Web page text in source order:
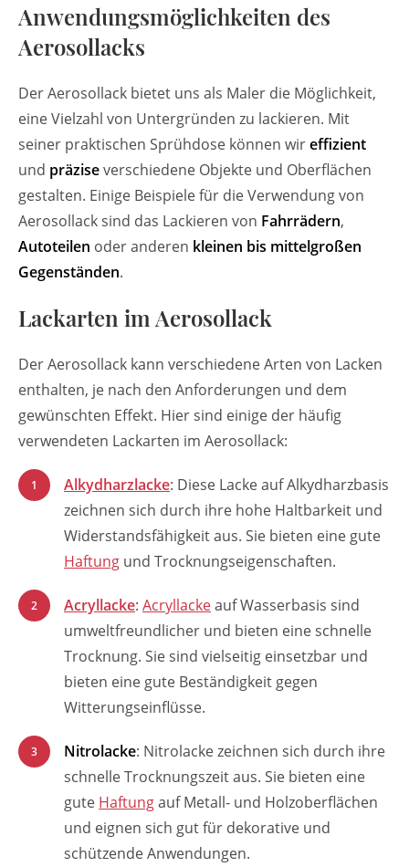
Anwendungsmöglichkeiten des
Aerosollacks
Der Aerosollack bietet uns als Maler die Möglichkeit,
eine Vielzahl von Untergründen zu lackieren. Mit
seiner praktischen Sprühdose können wireffizient
und präziseverschiedene Objekte und Oberflächen
gestalten. Einige Beispiele für die Verwendung von
Aerosollack sind das Lackieren von Fahrrädern,
Autoteilen oder anderen kleinen bis mittelgroßen
Gegenständen.
Lackarten im Aerosollack
Der Aerosollack kann verschiedene Arten von Lacken
enthalten, je nach den Anforderungen und dem
gewünschten Effekt. Hier sind einige der häufig
verwendeten Lackarten im Aerosollack:
Alkydharzlacke: Diese Lacke auf Alkydharzbasis
zeichnen sich durch ihre hohe Haltbarkeit und
Widerstandsfähigkeit aus. Sie bieten eine gute
Haftung und Trocknungseigenschaften.
Acryllacke: Acryllackeauf Wasserbasis sind
umweltfreundlicher und bieten eine schnelle
Trocknung. Sie sind vielseitig einsetzbar und
bieten eine gute Beständigkeit gegen
Witterungseinflüsse.
Nitrolacke: Nitrolacke zeichnen sich durch ihre
schnelle Trocknungszeit aus. Sie bieten eine
gute Haftungauf Metall- und Holzoberflächen
und eignen sich gut für dekorative und
schützende Anwendungen.